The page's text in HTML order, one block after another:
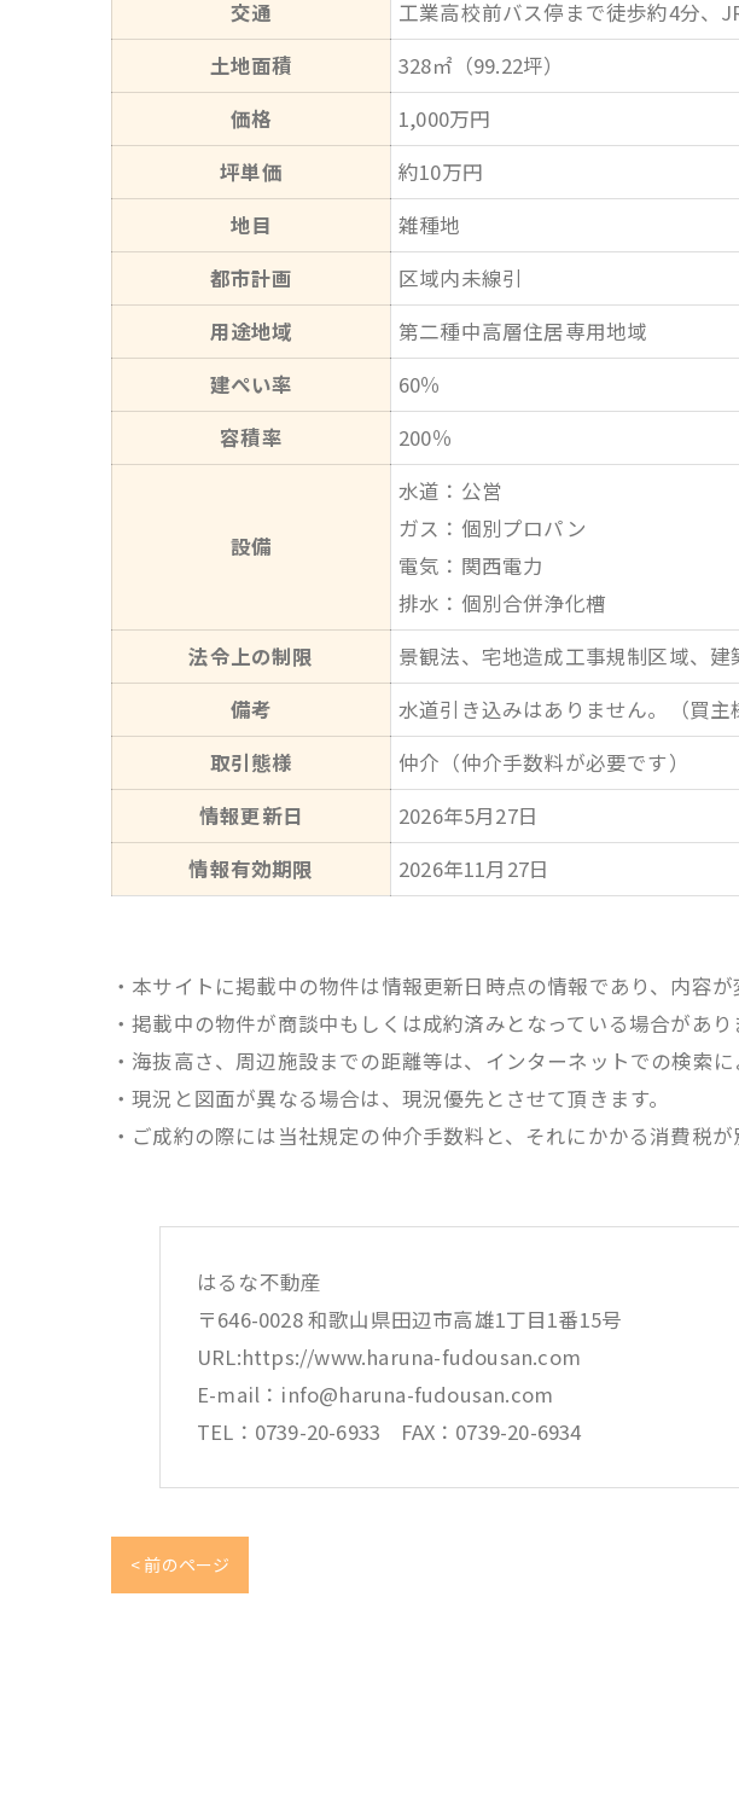
交通
工業高校前バス停まで徒歩約4分、
土地面積
328㎡（99.22坪）
価格
1,000万円
坪単価
約10万円
地目
雑種地
都市計画
区域内未線引
用途地域
第二種中高層住居専用地域
建ぺい率
60％
容積率
200％
設備
水道：公営
ガス：個別プロパン
電気：関西電力
排水：個別合併浄化槽
法令上の制限
景観法、宅地造成工事規制区域、
備考
水道引き込みはありません。（買主
取引態様
仲介（仲介手数料が必要です）
情報更新日
2026年5月27日
情報有効期限
2026年11月27日
・本サイトに掲載中の物件は情報更新日時点の情報であり、内容
・掲載中の物件が商談中もしくは成約済みとなっている場合があり
・海抜高さ、周辺施設までの距離等は、インターネットでの検索
・現況と図面が異なる場合は、現況優先とさせて頂きます。
・ご成約の際には当社規定の仲介手数料と、それにかかる消費税が
はるな不動産
〒646-0028 和歌山県田辺市高雄1丁目1番15号
URL:https://www.haruna-fudousan.com
E-mail：info@haruna-fudousan.com
TEL：0739-20-6933 FAX：0739-20-6934
< 前のページ